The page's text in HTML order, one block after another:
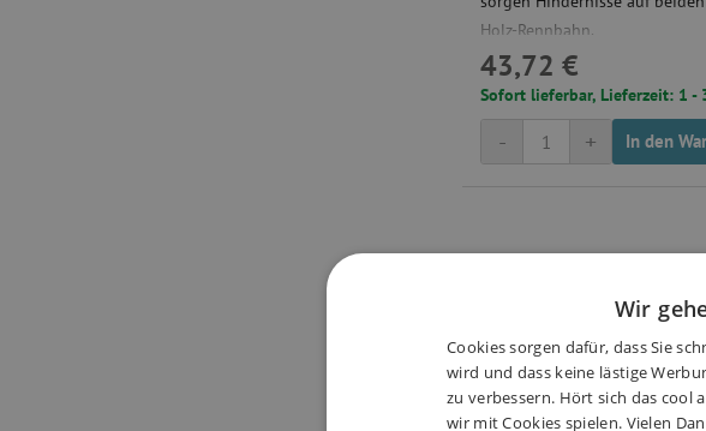
Holz-Rennbahn.
43,72 €
Sofort lieferbar, Lieferzeit: 1 -
+
- In den
Wir
Cookies sorgen dafür, dass Sie
wird und dass keine lästige
zu verbessern. Hört sich das cool
wir mit Cookies spielen. Vielen